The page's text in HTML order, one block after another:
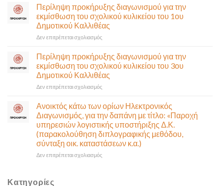
10
Αυγούστου-
Ένα
αναγκαίο
σημαντικό
έργο
υποδομής
ολοκληρώθηκε
σε
έκτακτη
συνεδρίαση
της
Δημοτικής
που
θα
γίνει
δια
ζώσης
αίθουσα
Δημοτικού
Συμβουλίου)
&
με
τηλεδιάσκεψη
(μικτή
Περίληψη προκήρυξης διαγωνισμού για την
εκμίσθωση του σχολικού κυλικείου του 1ου
Δημοτικού Καλλιθέας
Δεν επιτρέπεται σχολιασμόςστο
προκήρυξης
διαγωνισμού
για
την
εκμίσθωση
σχολικού
κυλικείου
του
1ου
Δημοτικού
Καλλιθέας
Περίληψη προκήρυξης διαγωνισμού για την
εκμίσθωση του σχολικού κυλικείου του 3ου
Δημοτικού Καλλιθέας
Δεν επιτρέπεται σχολιασμόςστο
προκήρυξης
διαγωνισμού
για
την
εκμίσθωση
του
σχολικού
Ανοικτός κάτω των ορίων Ηλεκτρονικός
Διαγωνισμός, για την δαπάνη με τίτλο: «Παροχή
υπηρεσιών λογιστικής υποστήριξης Δ.Κ.
(παρακολούθηση διπλογραφικής μεθόδου,
σύνταξη οικ. καταστάσεων κ.α.)
Δεν επιτρέπεται σχολιασμόςστο
Κατηγορίες